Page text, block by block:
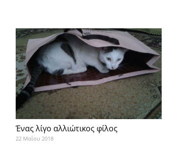
Ένας λίγο αλλιώτικος φίλος
22 Μαΐου 2018